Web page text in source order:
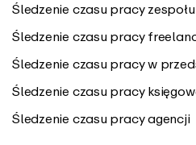
Śledzenie czasu pracy zespołu
Śledzenie czasu pracy
Śledzenie czasu pracy w
Śledzenie czasu pracy
Śledzenie czasu pracy agencji